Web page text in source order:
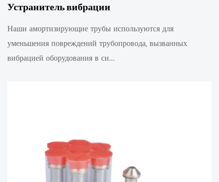
Устранитель вибрации
Наши амортизирующие трубы используются для
уменьшения повреждений трубопровода, вызванных
вибрацией оборудования в си...